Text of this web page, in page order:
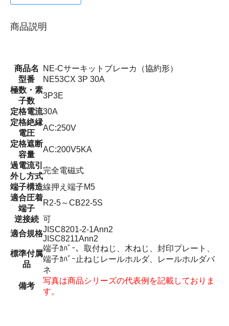
商品説明
商品名
NE-Cサーキットブレーカ（協約形）
型番
NE53CX 3P 30A
極数・素
子数
3P3E
定格電流30A
定格絶縁
電圧
AC:250V
定格遮断
容量
AC:200V5KA
過電流引
外し方式
完全電磁式
端子構造線押え端子M5
適合圧着
端子
R2-5～CB22-5S
逆接続 可
適合規格JISC8201-2-1Ann2
JISC8211Ann2
標準付属
品
端子ｶﾊﾞｰ、取付ねじ、木ねじ、封印プレート、
端子ｶﾊﾞｰ止ねじレールホルダ、レールホルダバ
ネ
備考
写真は商品シリーズの代表例を記載しておりま
す。